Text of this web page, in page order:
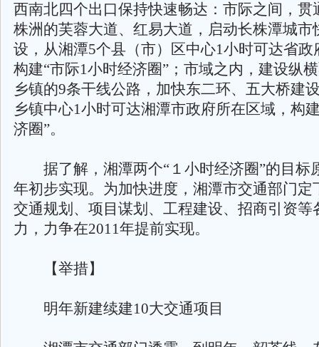
西南北四个出口保持快速畅达：市际之间，贯
株洲的芙蓉大道、红易大道，启动长株潭城市
设，从湘潭5个县（市）区中心1小时可达省政
构建“市际1小时经济圈”；市域之内，建设纵
乡镇的9条干线公路，加快东二环、五大桥建
乡镇中心1小时可达湘潭市政府所在区域，构
济圈”。
据了解，湘潭两个“１小时经济圈”的目标
年初步实现。为加快进度，湘潭市交通部门定
交通规划、项目谋划、工程建设、招商引资等
力，力争在2011年提前实现。
【举措】
明年新建续建10大交通项目